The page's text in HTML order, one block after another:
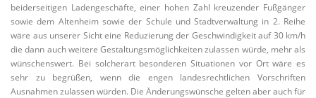
beiderseitigen Ladengeschäfte, einer hohen Zahl kreuzender Fußgänger
sowie dem Altenheim sowie der Schule und Stadtverwaltung in 2. Reihe
wäre aus unserer Sicht eine Reduzierung der Geschwindigkeit auf 30 km/h
die dann auch weitere Gestaltungsmöglichkeiten zulassen würde, mehr als
wünschenswert. Bei solcherart besonderen Situationen vor Ort wäre es
sehr zu begrüßen, wenn die engen landesrechtlichen Vorschriften
Ausnahmen zulassen würden. Die Änderungswünsche gelten aber auch für